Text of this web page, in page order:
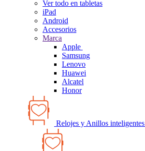
Ver todo en tabletas
iPad
Android
Accesorios
Marca
Apple
Samsung
Lenovo
Huawei
Alcatel
Honor
Relojes y Anillos inteligentes